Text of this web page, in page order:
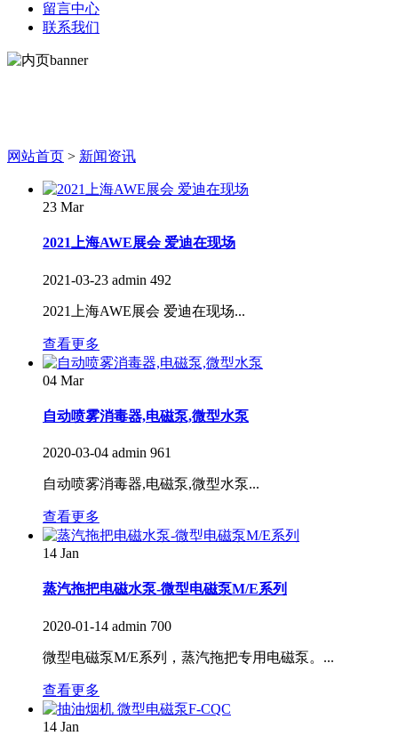
留言中心
联系我们
网站首页 > 新闻资讯
23 Mar
2021上海AWE展会 爱迪在现场
2021-03-23 admin 492
2021上海AWE展会 爱迪在现场...
查看更多
04 Mar
自动喷雾消毒器,电磁泵,微型水泵
2020-03-04 admin 961
自动喷雾消毒器,电磁泵,微型水泵...
查看更多
14 Jan
​蒸汽拖把电磁水泵-微型电磁泵M/E系列
2020-01-14 admin 700
微型电磁泵M/E系列，蒸汽拖把专用电磁泵。...
查看更多
14 Jan